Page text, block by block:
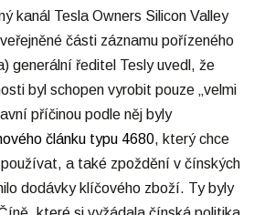
kanál Tesla Owners Silicon Valley
části záznamu pořízeného
generální ředitel Tesly uvedl, že
byl schopen vyrobit pouze „velmi
příčinou podle něj byly
článku typu 4680, který chce
používat, a také zpoždění v čínských
dodávky klíčového zboží. Ty byly